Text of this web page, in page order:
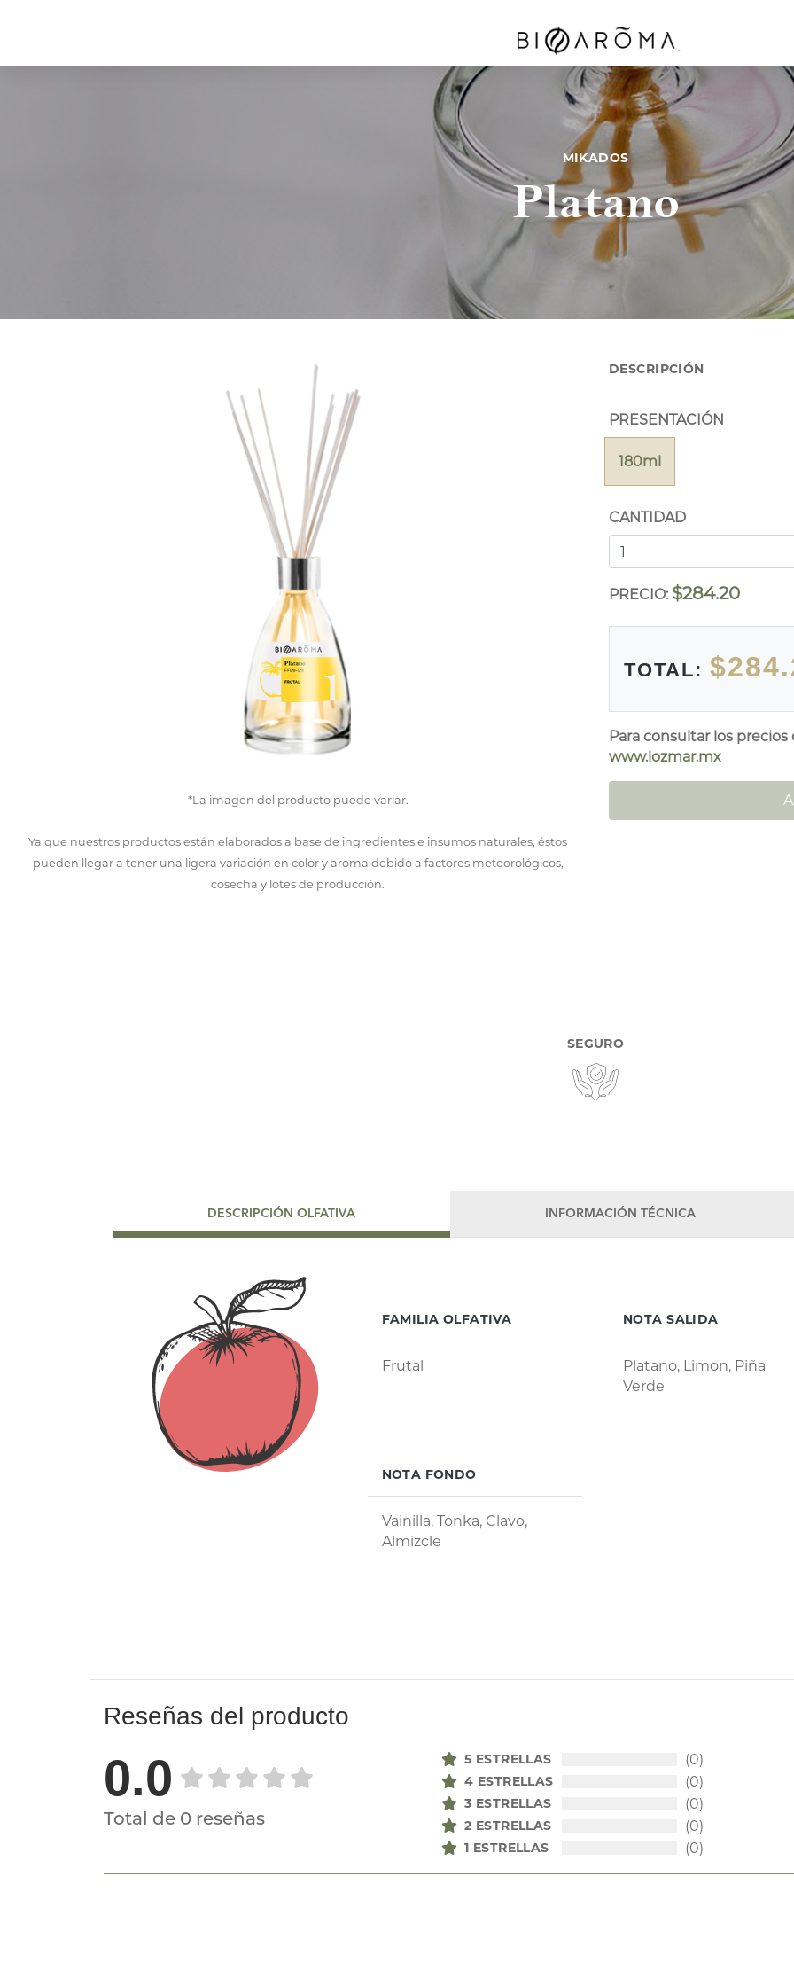
AMOR
AMBIENTAL
$284.20
GREEN TEA &
SAGE
Desde
MARINO
MIKADOS
Platano
*La imagen del producto puede variar.
Ya que nuestros productos están elaborados a base de ingredientes e insumos naturales, éstos
pueden llegar a tener una ligera variación en color y aroma debido a factores meteorológicos,
cosecha y lotes de producción.
DESCRIPCIÓN
PRESENTACIÓN
180ml
CANTIDAD
PRECIO: $284.20
TOTAL:
Para consultar los
www.lozmar.mx
SEGURO
DESCRIPCIÓN OLFATIVA INFORMACIÓN TÉCNICA
FAMILIA OLFATIVA
Frutal
NOTA SALIDA
Platano, Limon, Piña
Verde
NOTA FONDO
Vainilla, Tonka, Clavo,
Almizcle
Reseñas del producto
0.0
Total de 0 reseñas
5 ESTRELLAS (0)
4 ESTRELLAS (0)
3 ESTRELLAS (0)
2 ESTRELLAS (0)
1 ESTRELLAS (0)